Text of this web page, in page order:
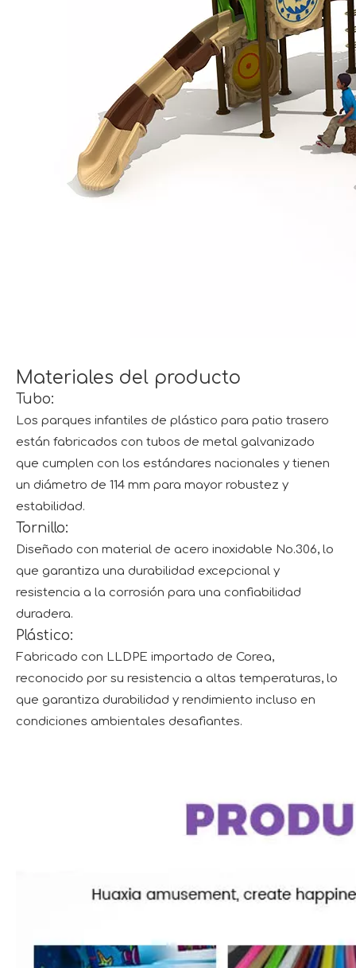
Materiales del producto
Tubo:
Los parques infantiles de plástico para patio trasero
están fabricados con tubos de metal galvanizado
que cumplen con los estándares nacionales y tienen
un diámetro de 114 mm para mayor robustez y
estabilidad.
Tornillo:
Diseñado con material de acero inoxidable No.306, lo
que garantiza una durabilidad excepcional y
resistencia a la corrosión para una confiabilidad
duradera.
Plástico:
Fabricado con LLDPE importado de Corea,
reconocido por su resistencia a altas temperaturas, lo
que garantiza durabilidad y rendimiento incluso en
condiciones ambientales desafiantes.